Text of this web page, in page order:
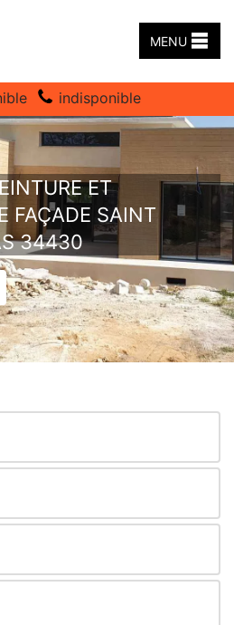
MENU
indisponible
ET
FAÇADE SAINT
34430